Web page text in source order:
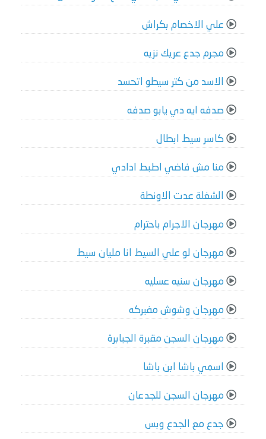
علي الاخصام بكراش
مجرم جدع عريك نزيه
الاسد من كتر سيطو اتحسد
صدفه ايه دي يابو صدفه
كاسر سيط ابطال
منا مش فاضي اطبط ادادي
الشغلة عدت الاونطة
مهرجان الاجرام باحترام
مهرجان لو علي السيط انا مليان سيط
مهرجان سنيه عسليه
مهرجان وشوش مفبركه
مهرجان السجن مقبرة الجبابرة
اسمي باشا ابن باشا
مهرجان السجن للجدعان
جدع مع الجدع وبس